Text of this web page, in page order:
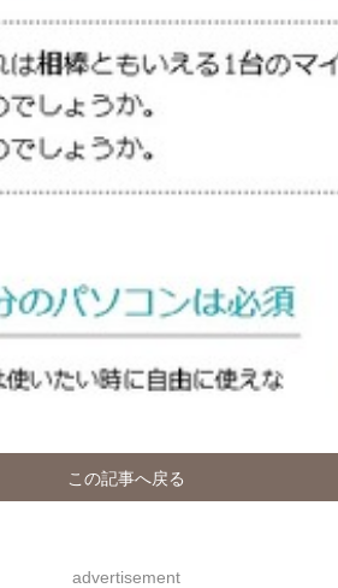
この記事へ戻る
advertisement